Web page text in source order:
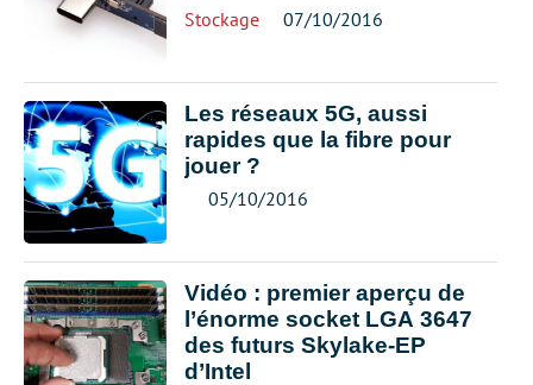
Stockage 07/10/2016
Les réseaux 5G, aussi
rapides que la fibre pour
jouer ?
05/10/2016
Vidéo : premier aperçu de
l’énorme socket LGA 3647
des futurs Skylake-EP
d’Intel